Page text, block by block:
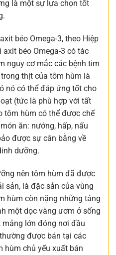
là một sự lựa chọn tốt
béo Omega-3, theo Hiệp
béo Omega-3 có tác
nguy cơ mắc các bệnh tim
thịt của tôm hùm là
nó có thể đáp ứng tốt cho
(tức là phù hợp với tất
tôm hùm có thể được chế
ăn: nướng, hấp, nấu
được sự cân bằng về
dưỡng.
nên tôm hùm đã được
sản, là đặc sản của vùng
hùm còn nặng những tảng
một dọc vàng ươm ở sống
lớn đóng nơi đầu
được bán tại các
hùm chủ yếu xuất bán